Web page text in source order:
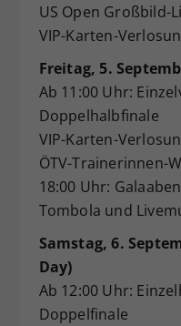
US Open Großbild-
VIP-Karten-
Freitag, 5.
Ab 11:00 Uhr:
Doppelhalbfinale
VIP-Karten-
ÖTV-Trainerinnen-
18:00 Uhr:
Tombola und
Samstag, 6.
Day)
Ab 12:00 Uhr:
Doppelfinale